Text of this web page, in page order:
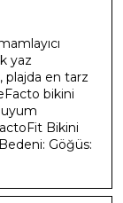
yaz
plajda en tarz
bikini
Bikini
Göğüs: